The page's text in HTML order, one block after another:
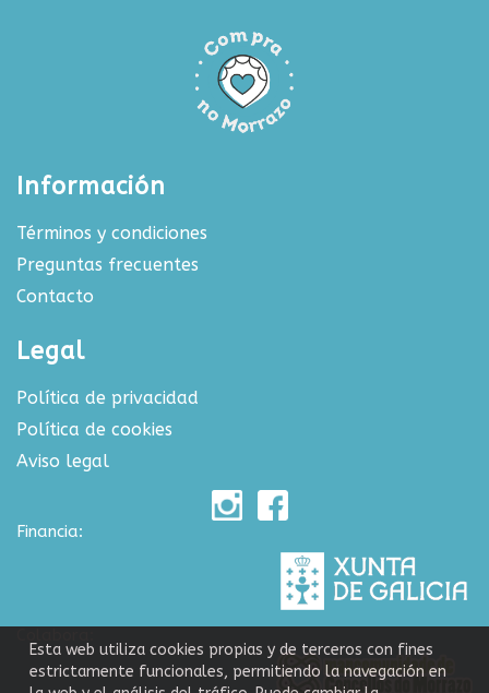
Información
Términos y condiciones
Preguntas frecuentes
Contacto
Legal
Política de privacidad
Política de cookies
Aviso legal
Financia:
Esta web utiliza cookies propias y de terceros con fines
estrictamente funcionales, permitiendo la navegación en